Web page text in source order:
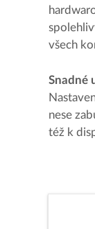
všech
Snadné
nese
též k